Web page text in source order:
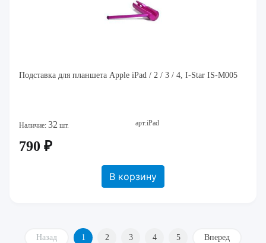
Подставка для планшета Apple iPad / 2 / 3 / 4, I-Star IS-M005
Наличие: 32 шт. арт:iPad
790 ₽
В корзину
Назад 1 2 3 4 5 Вперед